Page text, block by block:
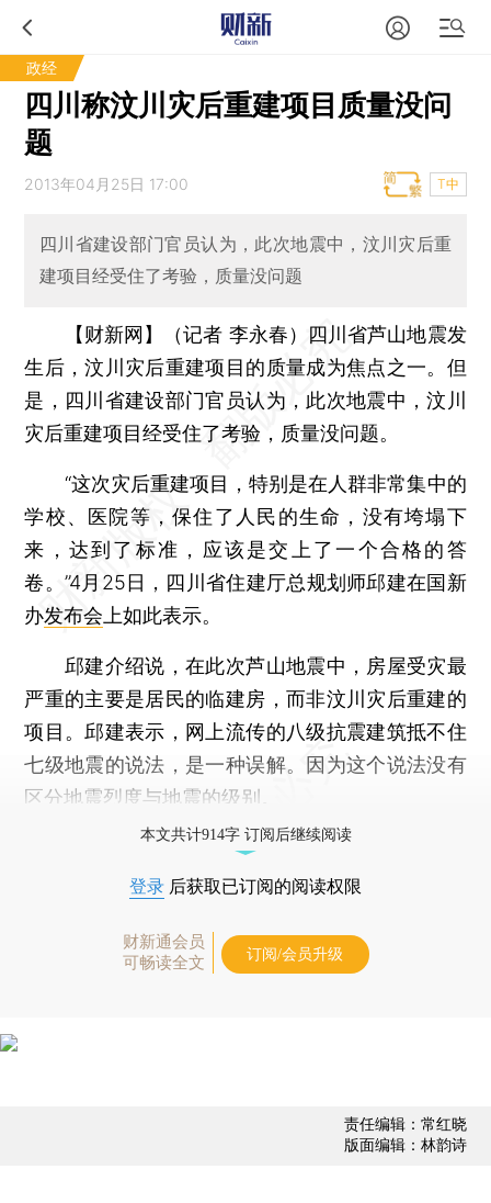
政经
四川称汶川灾后重建项目质量没问
题
2013年04月25日 17:00 T中
四川省建设部门官员认为，此次地震中，汶川灾后重
建项目经受住了考验，质量没问题
【财新网】（记者 李永春） 四川省芦山地震发
生后，汶川灾后重建项目的质量成为焦点之一。但
是，四川省建设部门官员认为，此次地震中，汶川
灾后重建项目经受住了考验，质量没问题。
“这次灾后重建项目，特别是在人群非常集中的
学校、医院等，保住了人民的生命，没有垮塌下
来，达到了标准，应该是交上了一个合格的答
卷。”4月25日，四川省住建厅总规划师邱建在国新
办发布会 上如此表示。
邱建介绍说，在此次芦山地震中，房屋受灾最
严重的主要是居民的临建房，而非汶川灾后重建的
项目。邱建表示，网上流传的八级抗震建筑抵不住
七级地震的说法，是一种误解。因为这个说法没有
区分地震烈度与地震的级别。
本文共计914字 订阅后继续阅读
登录 后获取已订阅的阅读权限
财新通会员
可畅读全文
订阅/会员升级
责任编辑：常红晓
版面编辑：林韵诗